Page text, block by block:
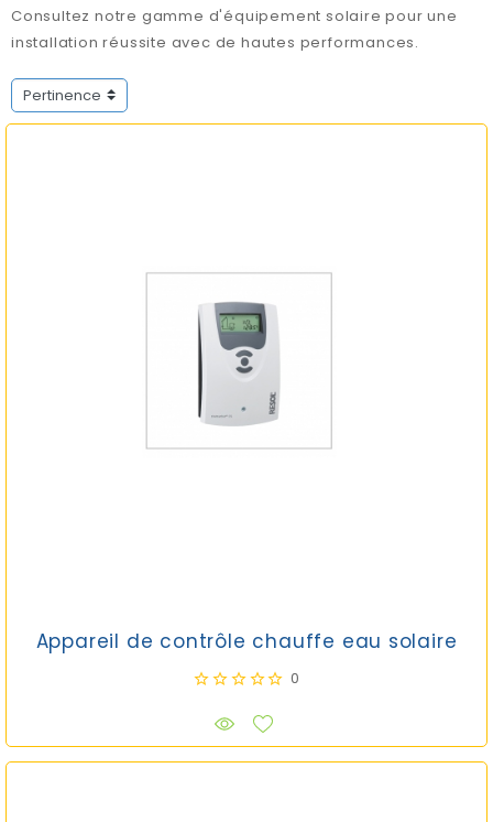
Consultez notre gamme d'équipement solaire pour une
installation réussite avec de hautes performances.
Appareil de contrôle chauffe eau solaire
0